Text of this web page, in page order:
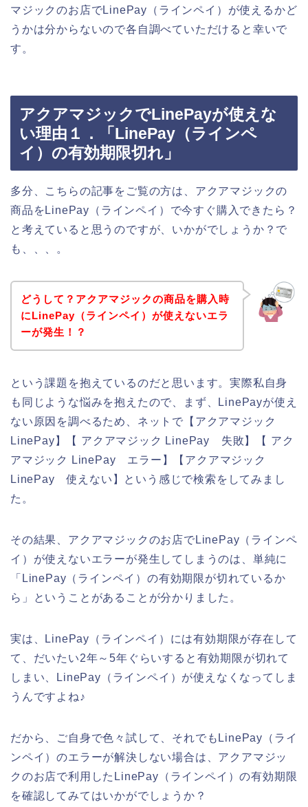
マジックのお店でLinePay（ラインペイ）が使えるかど
うかは分からないので各自調べていただけると幸いで
す。
アクアマジックでLinePayが使えな
い理由１．「LinePay（ラインペ
イ）の有効期限切れ」
多分、こちらの記事をご覧の方は、アクアマジックの
商品をLinePay（ラインペイ）で今すぐ購入できたら？
と考えていると思うのですが、いかがでしょうか？で
も、、、。
どうして？アクアマジックの商品を購入時
にLinePay（ラインペイ）が使えないエラ
ーが発生！？
という課題を抱えているのだと思います。実際私自身
も同じような悩みを抱えたので、まず、LinePayが使え
ない原因を調べるため、ネットで【アクアマジック
LinePay】【 アクアマジック LinePay 失敗】【 アク
アマジック LinePay エラー】【アクアマジック
LinePay 使えない】という感じで検索をしてみまし
た。
その結果、アクアマジックのお店でLinePay（ラインペ
イ）が使えないエラーが発生してしまうのは、単純に
「LinePay（ラインペイ）の有効期限が切れているか
ら」ということがあることが分かりました。
実は、LinePay（ラインペイ）には有効期限が存在して
て、だいたい2年～5年ぐらいすると有効期限が切れて
しまい、LinePay（ラインペイ）が使えなくなってしま
うんですよね♪
だから、ご自身で色々試して、それでもLinePay（ライ
ンペイ）のエラーが解決しない場合は、アクアマジッ
クのお店で利用したLinePay（ラインペイ）の有効期限
を確認してみてはいかがでしょうか？